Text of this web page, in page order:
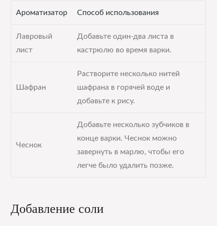
Ароматизатор Способ использования
Лавровый
лист
Добавьте один-два листа в
кастрюлю во время варки.
Шафран
Растворите несколько нитей
шафрана в горячей воде и
добавьте к рису.
Чеснок
Добавьте несколько зубчиков в
конце варки. Чеснок можно
завернуть в марлю, чтобы его
легче было удалить позже.
Добавление соли